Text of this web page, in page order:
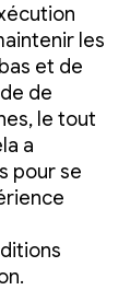
les
et de
de
le tout
a
pour se